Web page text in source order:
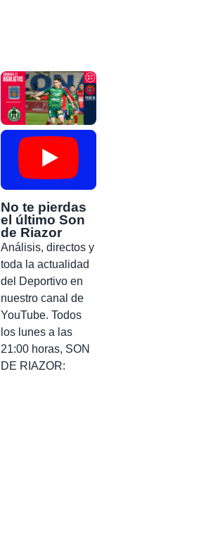
No te pierdas
el último Son
de Riazor
Análisis, directos y
toda la actualidad
del Deportivo en
nuestro canal de
YouTube. Todos
los lunes a las
21:00 horas, SON
DE RIAZOR: